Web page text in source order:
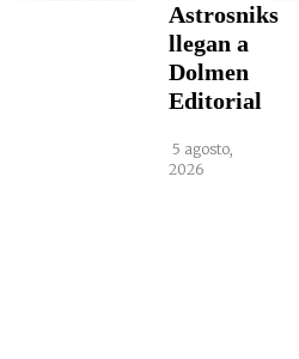
Astrosniks
llegan a
Dolmen
Editorial
5 agosto,
2026